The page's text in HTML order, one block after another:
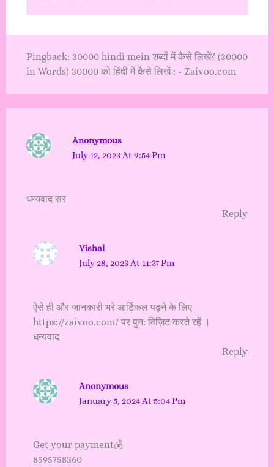
Pingback: 30000 hindi mein शब्दों में कैसे लिखें? (30000
in Words) 30000 को हिंदी में कैसे लिखें : - Zaivoo.com
Anonymous
July 12, 2023 At 9:54 Pm
धन्यवाद सर
Reply
Vishal
July 28, 2023 At 11:37 Pm
ऐसे ही और जानकारी भरे आर्टिकल पढ़ने के लिए
https://zaivoo.com/पर पुन: विज़िट करते रहें ।
धन्यवाद
Reply
Anonymous
January 5, 2024 At 5:04 Pm
Get your payment💰
8595758360